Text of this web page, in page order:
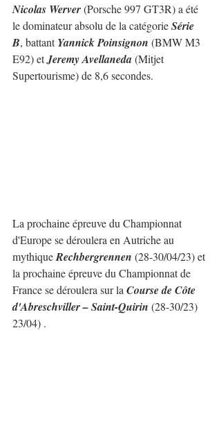
Nicolas Werver (Porsche 997 GT3R) a été
le dominateur absolu de la catégorie Série
B, battant Yannick Poinsignon (BMW M3
E92) et Jeremy Avellaneda (Mitjet
Supertourisme) de 8,6 secondes.
La prochaine épreuve du Championnat
d'Europe se déroulera en Autriche au
mythique Rechbergrennen (28-30/04/23) et
la prochaine épreuve du Championnat de
France se déroulera sur la Course de Côte
d'Abreschviller – Saint-Quirin (28-30/23)
23/04) .